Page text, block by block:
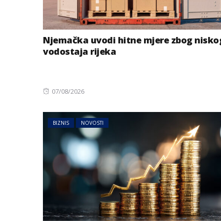
Njemačka uvodi hitne mjere zbog
vodostaja rijeka
Posted
07/08/2026
BIZNIS NOVOSTI